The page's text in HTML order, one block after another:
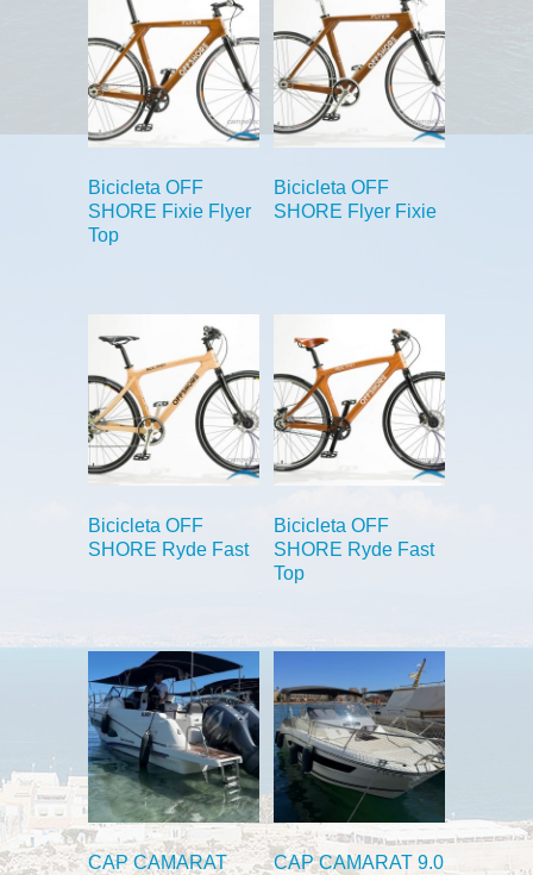
Bicicleta OFF
SHORE Fixie Flyer
Top
Bicicleta OFF
SHORE Flyer Fixie
Bicicleta OFF
SHORE Ryde Fast
Bicicleta OFF
SHORE Ryde Fast
Top
CAP CAMARAT
CAP CAMARAT 9.0